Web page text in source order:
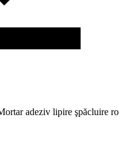
adeziv lipire şpăcluire ro